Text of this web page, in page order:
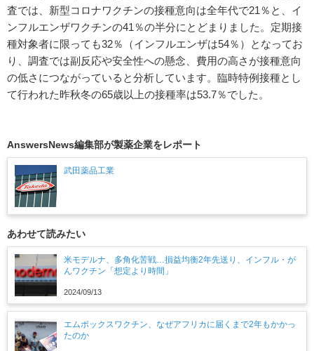
査では、新型コロナワクチンの接種意向は全年代で21％と、イ
ンフルエンザワクチンの41％の半分にとどまりました。定期接
種対象者に限っても32％（インフルエンザは54％）となってお
り、調査では副反応や安全性への懸念、費用の高さが接種意向
の低さにつながっていると分析しています。臨時特例接種とし
て行われた昨秋冬の65歳以上の接種率は53.7％でした。
AnswersNews編集部が製薬企業をレポート
武田薬品工業
あわせて読みたい
米モデルナ、多角化苦戦…損益均衡2年先送り、インフル・が
んワクチン「想定より時間」
2024/09/13
エムポックスワクチン、なぜアフリカに届くまで2年もかかっ
たのか